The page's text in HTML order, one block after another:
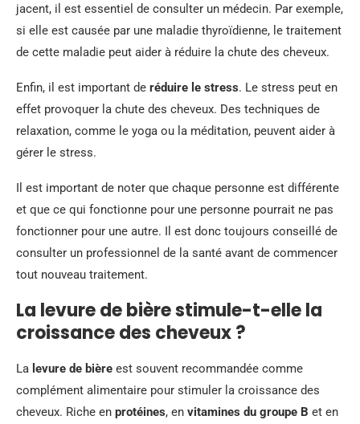
jacent, il est essentiel de consulter un médecin. Par exemple,
si elle est causée par une maladie thyroïdienne, le traitement
de cette maladie peut aider à réduire la chute des cheveux.
Enfin, il est important de réduire le stress. Le stress peut en
effet provoquer la chute des cheveux. Des techniques de
relaxation, comme le yoga ou la méditation, peuvent aider à
gérer le stress.
Il est important de noter que chaque personne est différente
et que ce qui fonctionne pour une personne pourrait ne pas
fonctionner pour une autre. Il est donc toujours conseillé de
consulter un professionnel de la santé avant de commencer
tout nouveau traitement.
La levure de bière stimule-t-elle la
croissance des cheveux ?
La levure de bière est souvent recommandée comme
complément alimentaire pour stimuler la croissance des
cheveux. Riche en protéines, en vitamines du groupe B et en